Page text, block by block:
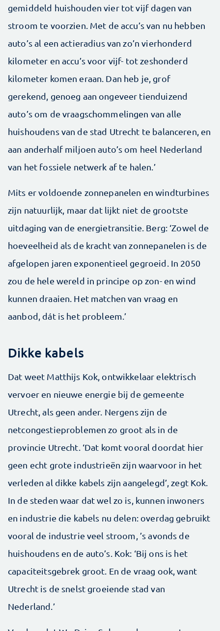
gemiddeld huishouden vier tot vijf dagen van
stroom te voorzien. Met de accu’s van nu hebben
auto’s al een actieradius van zo’n vierhonderd
kilometer en accu’s voor vijf- tot zeshonderd
kilometer komen eraan. Dan heb je, grof
gerekend, genoeg aan ongeveer tienduizend
auto’s om de vraagschommelingen van alle
huishoudens van de stad Utrecht te balanceren, en
aan anderhalf miljoen auto’s om heel Nederland
van het fossiele netwerk af te halen.’
Mits er voldoende zonnepanelen en windturbines
zijn natuurlijk, maar dat lijkt niet de grootste
uitdaging van de energietransitie. Berg: ‘Zowel de
hoeveelheid als de kracht van zonnepanelen is de
afgelopen jaren exponentieel gegroeid. In 2050
zou de hele wereld in principe op zon- en wind
kunnen draaien. Het matchen van vraag en
aanbod, dát is het probleem.’
Dikke kabels
Dat weet Matthijs Kok, ontwikkelaar elektrisch
vervoer en nieuwe energie bij de gemeente
Utrecht, als geen ander. Nergens zijn de
netcongestieproblemen zo groot als in de
provincie Utrecht. ‘Dat komt vooral doordat hier
geen echt grote industrieën zijn waarvoor in het
verleden al dikke kabels zijn aangelegd’, zegt Kok.
In de steden waar dat wel zo is, kunnen inwoners
en industrie die kabels nu delen: overdag gebruikt
vooral de industrie veel stroom, ’s avonds de
huishoudens en de auto’s. Kok: ‘Bij ons is het
capaciteitsgebrek groot. En de vraag ook, want
Utrecht is de snelst groeiende stad van
Nederland.’